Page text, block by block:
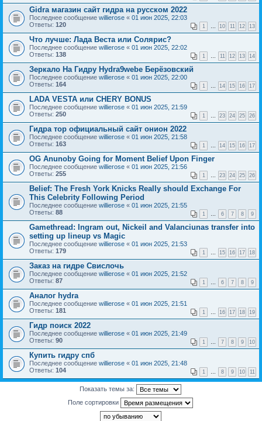
Gidra магазин сайт гидра на русском 2022
Последнее сообщение willierose « 01 июн 2025, 22:03
Ответы: 120 1 … 10 11 12 13
Что лучше: Лада Веста или Солярис?
Последнее сообщение willierose « 01 июн 2025, 22:02
Ответы: 138 1 … 11 12 13 14
Зеркало На Гидру Hydra9webe Берёзовский
Последнее сообщение willierose « 01 июн 2025, 22:00
Ответы: 164 1 … 14 15 16 17
LADA VESTA или CHERY BONUS
Последнее сообщение willierose « 01 июн 2025, 21:59
Ответы: 250 1 … 23 24 25 26
Гидра тор официальный сайт онион 2022
Последнее сообщение willierose « 01 июн 2025, 21:58
Ответы: 163 1 … 14 15 16 17
OG Anunoby Going for Moment Belief Upon Finger
Последнее сообщение willierose « 01 июн 2025, 21:56
Ответы: 255 1 … 23 24 25 26
Belief: The Fresh York Knicks Really should Exchange For
This Celebrity Following Period
Последнее сообщение willierose « 01 июн 2025, 21:55
Ответы: 88 1 … 6 7 8 9
Gamethread: Ingram out, Nickeil and Valanciunas transfer into
setting up lineup vs Magic
Последнее сообщение willierose « 01 июн 2025, 21:53
Ответы: 179 1 … 15 16 17 18
Заказ на гидре Свислочь
Последнее сообщение willierose « 01 июн 2025, 21:52
Ответы: 87 1 … 6 7 8 9
Аналог hydra
Последнее сообщение willierose « 01 июн 2025, 21:51
Ответы: 181 1 … 16 17 18 19
Гидр поиск 2022
Последнее сообщение willierose « 01 июн 2025, 21:49
Ответы: 90 1 … 7 8 9 10
Купить гидру спб
Последнее сообщение willierose « 01 июн 2025, 21:48
Ответы: 104 1 … 8 9 10 11
Показать темы за:
Поле сортировки